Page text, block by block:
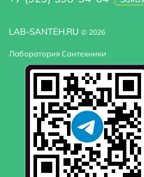
обеспечивают удобство и
LAB-SANTEH.RU © 2026
Лаборатория Сантехники